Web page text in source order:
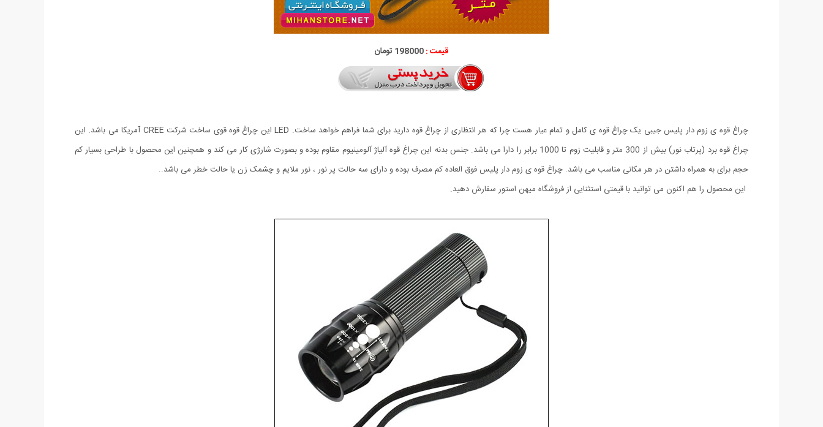
قیمت :198000 تومان
چراغ قوه ی زوم دار پلیس جیبی یک چراغ قوه ی کامل و تمام عیار هست چرا که هر انتظاری از چراغ قوه دارید برای شما فراهم خواهد ساخت. LED این چراغ قوه قوی ساخت شرکت CREE آمریکا می باشد. این
چراغ قوه برد (پرتاب نور) بیش از 300 متر و قابلیت زوم تا 1000 برابر را دارا می باشد. جنس بدنه این چراغ قوه آلیاژ آلومینیوم مقاوم بوده و بصورت شارژی کار می کند و همچنین این محصول با طراحی بسیار کم
حجم برای به همراه داشتن در هر مکانی مناسب می باشد. چراغ قوه ی زوم دار پلیس فوق العاده کم مصرف بوده و دارای سه حالت پر نور ، نور ملایم و چشمک زن یا حالت خطر می باشد..
این محصول را هم اکنون می توانید با قیمتی استثنایی از فروشگاه میهن استور سفارش دهید.